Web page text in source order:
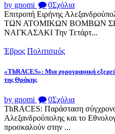
by gnomi 0Σχόλια
Επιτροπή Ειρήνης
ΤΩΝ ΑΤΟΜΙΚΩΝ ΒΟΜΒΩΝ
ΝΑΓΚΑΣΑΚΙ Την Τετάρτ...
Έβρος Πολιτισμός
«ThRACES»: Μια χορογραφική
της Θράκης
by gnomi 0Σχόλια
ThRACES: Παράσταση
Αλεξανδρούπολης και το
προσκαλούν στην ...